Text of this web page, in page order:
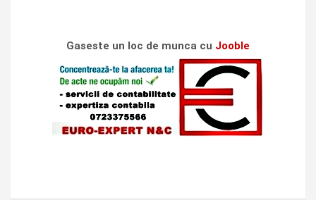
Gaseste un loc de munca cu Jooble